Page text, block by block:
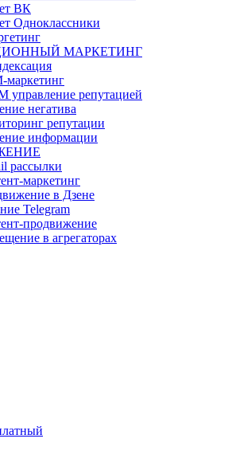
ВК
Одноклассники
МАРКЕТИНГ
маркетинг
управление репутацией
негатива
репутации
информации
рассылки
маркетинг
в Дзене
Telegram
продвижение
в агрегаторах